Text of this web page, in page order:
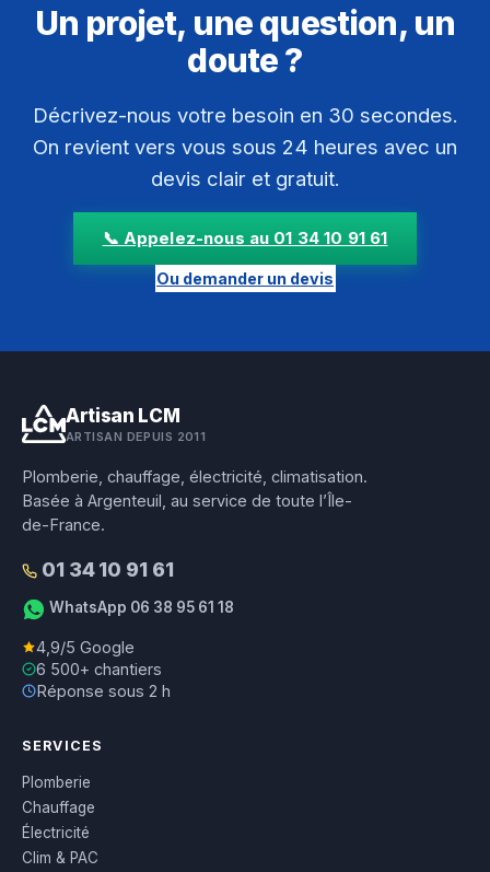
Un projet, une question, un
doute ?
Décrivez-nous votre besoin en 30 secondes.
On revient vers vous sous 24 heures avec un
devis clair et gratuit.
📞 Appelez-nous au 01 34 10 91 61
Ou demander un devis
Artisan LCM
ARTISAN DEPUIS 2011
Plomberie, chauffage, électricité, climatisation.
Basée à Argenteuil, au service de toute l’Île-
de-France.
01 34 10 91 61
WhatsApp 06 38 95 61 18
4,9/5 Google
6 500+ chantiers
Réponse sous 2 h
SERVICES
Plomberie
Chauffage
Électricité
Clim & PAC